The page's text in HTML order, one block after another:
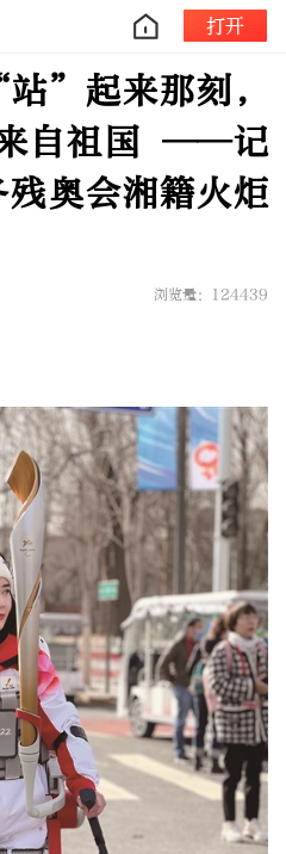
打开
”起来那刻，
自祖国 ——记
奥会湘籍火炬
浏览量：124439